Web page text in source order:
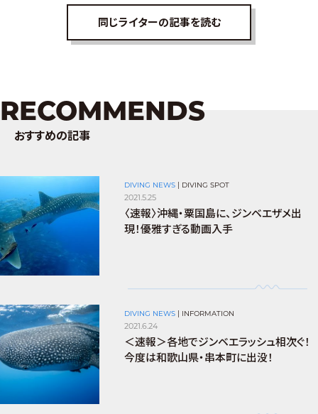
同じライターの記事を読む
RECOMMENDS
おすすめの記事
DIVING NEWS | DIVING SPOT
2021.5.25
〈速報〉沖縄・粟国島に、ジンベエザメ出
現！優雅すぎる動画入手
DIVING NEWS | INFORMATION
2021.6.24
＜速報＞各地でジンベエラッシュ相次ぐ！
今度は和歌山県・串本町に出没！